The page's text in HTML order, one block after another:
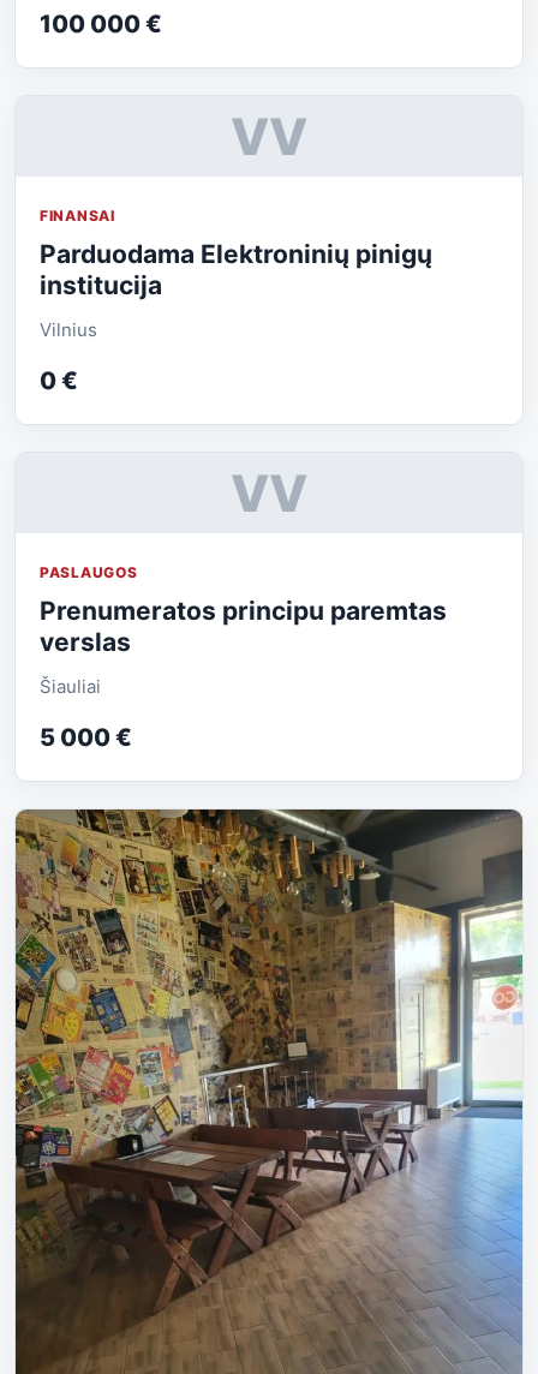
100 000 €
VV
FINANSAI
Parduodama Elektroninių pinigų
institucija
Vilnius
0 €
VV
PASLAUGOS
Prenumeratos principu paremtas
verslas
Šiauliai
5 000 €